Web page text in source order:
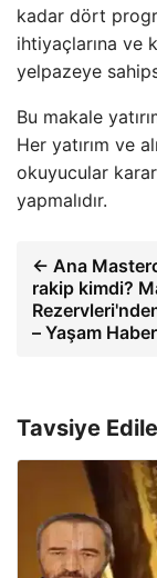
kadar dört
ihtiyaçlarına ve
yelpazeye
Bu makale
Her yatırım ve
okuyucular karar
yapmalıdır.
← Ana
rakip kimdi?
– Yaşam
Tavsiye